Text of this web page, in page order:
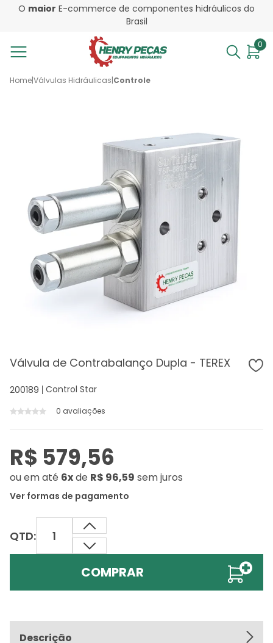
O maior E-commerce de componentes hidráulicos do
Brasil
0
Home|Válvulas Hidráulicas|Controle
Válvula de Contrabalanço Dupla - TEREX
200189 Control Star
0 avaliações
R$ 579,56
ouem até 6xde R$ 96,59 sem juros
Ver formas de pagamento
QTD:
COMPRAR
Descrição